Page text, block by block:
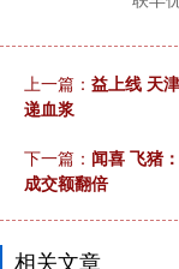
上一篇： 益上线 天
递血浆
下一篇： 闻喜 飞猪
成交额翻倍
相关文章